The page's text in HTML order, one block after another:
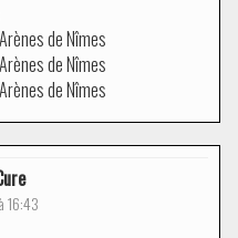
de Nîmes
de Nîmes
de Nîmes
16:43